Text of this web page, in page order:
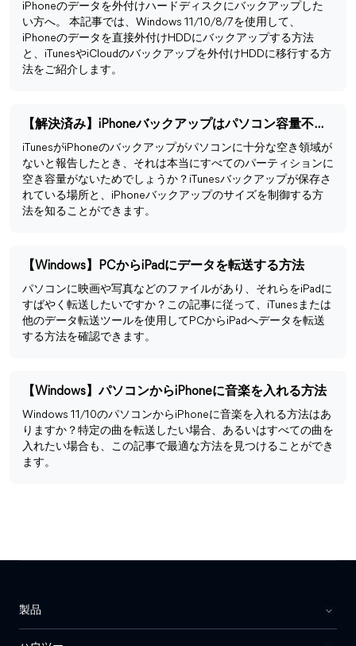
iPhoneのデータを外付けハードディスクにバックアップした
い方へ。 本記事では、Windows 11/10/8/7を使用して、
iPhoneのデータを直接外付けHDDにバックアップする方法
と、iTunesやiCloudのバックアップを外付けHDDに移行する方
法をご紹介します。
【解決済み】iPhoneバックアップはパソコン容量不足でできない
iTunesがiPhoneのバックアップがパソコンに十分な空き領域が
ないと報告したとき、それは本当にすべてのパーティションに
空き容量がないためでしょうか？iTunesバックアップが保存さ
れている場所と、iPhoneバックアップのサイズを制御する方
法を知ることができます。
【Windows】PCからiPadにデータを転送する方法
パソコンに映画や写真などのファイルがあり、それらをiPadに
すばやく転送したいですか？この記事に従って、iTunesまたは
他のデータ転送ツールを使用してPCからiPadへデータを転送
する方法を確認できます。
【Windows】パソコンからiPhoneに音楽を入れる方法
Windows 11/10のパソコンからiPhoneに音楽を入れる方法はあ
りますか？特定の曲を転送したい場合、あるいはすべての曲を
入れたい場合も、この記事で最適な方法を見つけることができ
ます。
製品